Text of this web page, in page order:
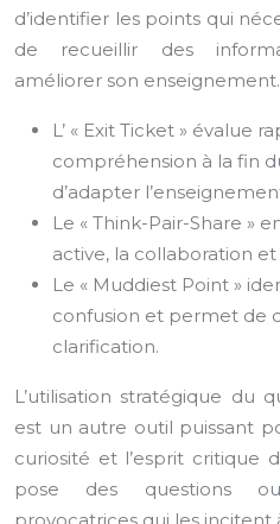
d’identifier les points qui
de recueillir des
améliorer son enseignement.
L’ « Exit Ticket » évalue
compréhension à la fin
d’adapter
Le « Think-Pair-Share »
active, la collaboration
Le « Muddiest Point »
confusion et permet de
clarification.
L’utilisation stratégique du
est un autre outil puissant
curiosité et l’esprit critique
pose des questions